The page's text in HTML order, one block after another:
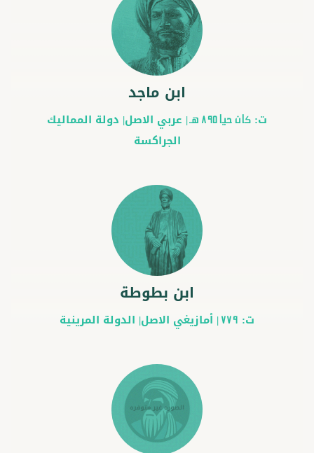
ابن ماجد
ت: كان حيًا 895 هـ | عربي الاصل| دولة المماليك
الجراكسة
ابن بطوطة
ت: 779
| أمازيغي الاصل| الدولة المرينية